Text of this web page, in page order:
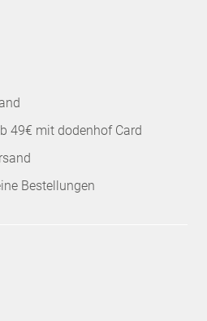
49€ mit dodenhof Card
Bestellungen